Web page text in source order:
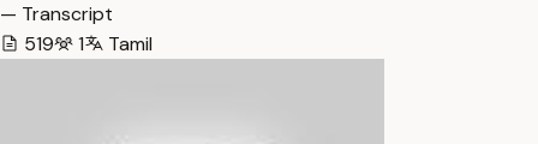
— Transcript
519
1 Tamil